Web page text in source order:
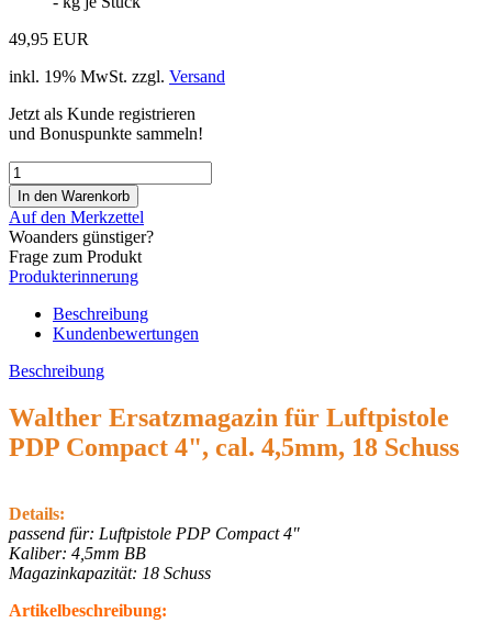
49,95 EUR
inkl. 19% MwSt. zzgl. Versand
Jetzt als Kunde registrieren
und Bonuspunkte sammeln!
Auf den Merkzettel
Woanders günstiger?
Frage zum Produkt
Produkterinnerung
Beschreibung
Kundenbewertungen
Beschreibung
Walther Ersatzmagazin für Luftpistole
PDP Compact 4", cal. 4,5mm, 18 Schuss
Details:
passend für: Luftpistole PDP Compact 4"
Kaliber: 4,5mm BB
Magazinkapazität: 18 Schuss
Artikelbeschreibung: